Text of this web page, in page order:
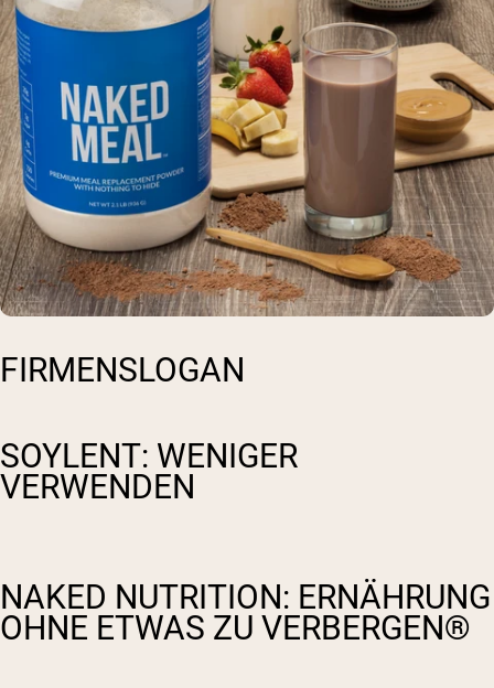
FIRMENSLOGAN
SOYLENT: WENIGER
VERWENDEN
NAKED NUTRITION: ERNÄHRUNG
OHNE ETWAS ZU VERBERGEN®